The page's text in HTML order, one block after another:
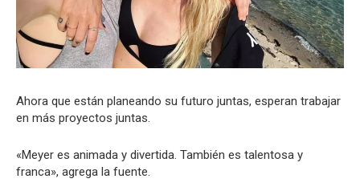
Ahora que están planeando su futuro juntas, esperan trabajar
en más proyectos juntas.
«Meyer es animada y divertida. También es talentosa y
franca», agrega la fuente.